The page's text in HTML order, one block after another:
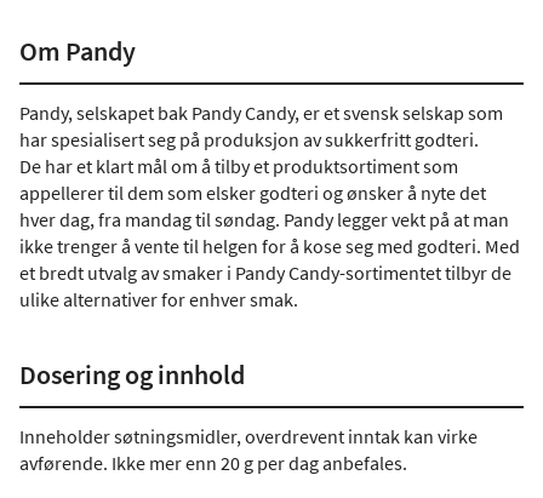
Om Pandy
Pandy, selskapet bak Pandy Candy, er et svensk selskap som
har spesialisert seg på produksjon av sukkerfritt godteri.
De har et klart mål om å tilby et produktsortiment som
appellerer til dem som elsker godteri og ønsker å nyte det
hver dag, fra mandag til søndag. Pandy legger vekt på at man
ikke trenger å vente til helgen for å kose seg med godteri. Med
et bredt utvalg av smaker i Pandy Candy-sortimentet tilbyr de
ulike alternativer for enhver smak.
Dosering og innhold
Inneholder søtningsmidler, overdrevent inntak kan virke
avførende. Ikke mer enn 20 g per dag anbefales.